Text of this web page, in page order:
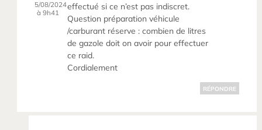
5/08/2024
à 9h41
effectué si ce n’est pas indiscret.
Question préparation véhicule
/carburant réserve : combien de litres
de gazole doit on avoir pour effectuer
ce raid.
Cordialement
RÉPONDRE